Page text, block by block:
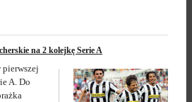
na 2 kolejkę Serie A
pierwszej
A. Do